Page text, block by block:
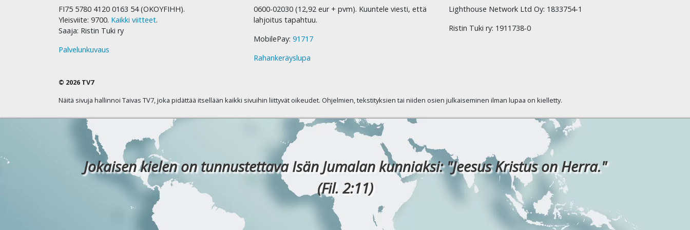
FI75 5780 4120 0163 54 (OKOYFIHH).
Yleisviite: 9700. Kaikki viitteet.
Saaja: Ristin Tuki ry
Palvelunkuvaus
0600-02030 (12,92 eur + pvm). Kuuntele viesti, että
lahjoitus tapahtuu.
MobilePay: 91717
Rahankeräyslupa
Lighthouse Network Ltd Oy: 1833754-1
Ristin Tuki ry: 1911738-0
© 2026 TV7
Näitä sivuja hallinnoi Taivas TV7, joka pidättää itsellään kaikki sivuihin liittyvät oikeudet. Ohjelmien, tekstityksien tai niiden osien julkaiseminen ilman lupaa on kielletty.
Jokaisen kielen on tunnustettava Isän Jumalan kunniaksi: "Jeesus Kristus on Herra."
(Fil. 2:11)